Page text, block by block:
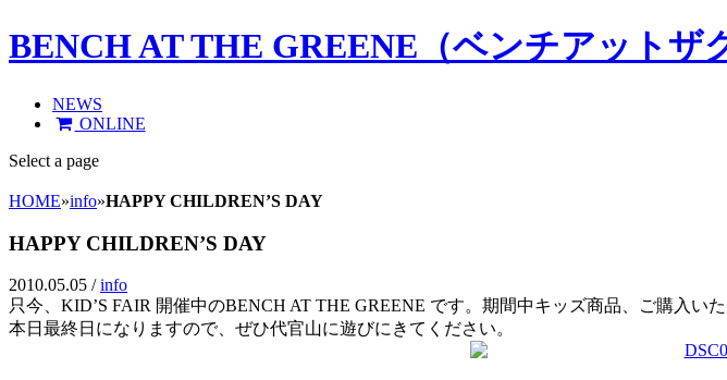
BENCH AT THE GREENE（ベンチアットザ
NEWS
ONLINE
Select a page
HOME»info»HAPPY CHILDREN’S DAY
HAPPY CHILDREN’S DAY
2010.05.05 /info
只今、KID’S FAIR 開催中のBENCH AT THE GREENE です。期間中キッズ商品、ご購入
本日最終日になりますので、ぜひ代官山に遊びにきてください。